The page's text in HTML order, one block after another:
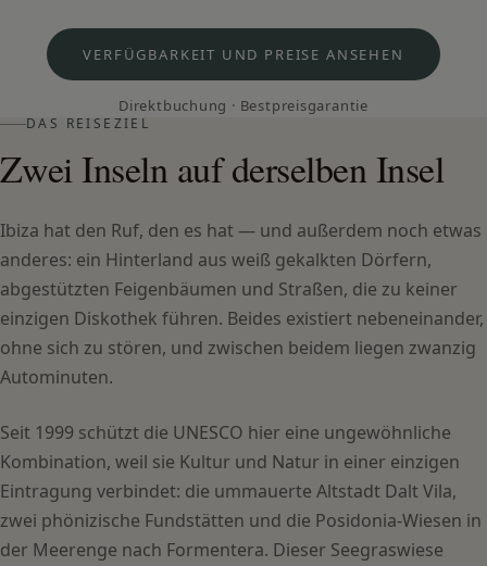
VERFÜGBARKEIT UND PREISE ANSEHEN
Direktbuchung · Bestpreisgarantie
DAS REISEZIEL
Zwei Inseln auf derselben Insel
Ibiza hat den Ruf, den es hat — und außerdem noch etwas
anderes: ein Hinterland aus weiß gekalkten Dörfern,
abgestützten Feigenbäumen und Straßen, die zu keiner
einzigen Diskothek führen. Beides existiert nebeneinander,
ohne sich zu stören, und zwischen beidem liegen zwanzig
Autominuten.
Seit 1999 schützt die UNESCO hier eine ungewöhnliche
Kombination, weil sie Kultur und Natur in einer einzigen
Eintragung verbindet: die ummauerte Altstadt Dalt Vila,
zwei phönizische Fundstätten und die Posidonia-Wiesen in
der Meerenge nach Formentera. Dieser Seegraswiese